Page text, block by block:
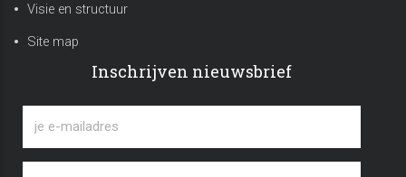
Visie en structuur
Site map
Inschrijven nieuwsbrief